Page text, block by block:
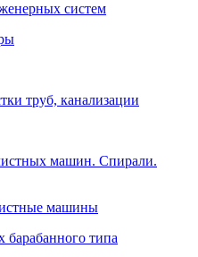
систем
труб, канализации
машин. Спирали.
машины
типа